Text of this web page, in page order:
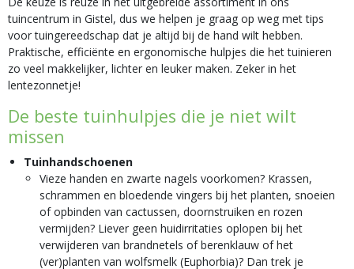
tuincentrum in Gistel, dus we helpen je graag op weg met tips
voor tuingereedschap dat je altijd bij de hand wilt hebben.
Praktische, efficiënte en ergonomische hulpjes die het tuinieren
zo veel makkelijker, lichter en leuker maken. Zeker in het
lentezonnetje!
De beste tuinhulpjes die je niet wilt
missen
Tuinhandschoenen
Vieze handen en zwarte nagels voorkomen? Krassen,
schrammen en bloedende vingers bij het planten, snoeien
of opbinden van cactussen, doornstruiken en rozen
vermijden? Liever geen huidirritaties oplopen bij het
verwijderen van brandnetels of berenklauw of het
(ver)planten van wolfsmelk (Euphorbia)? Dan trek je